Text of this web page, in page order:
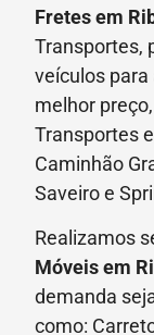
Fretesem
Transportes,
veículos
melhor
Transportes
Caminhão
Saveiro e
Realizamos
Móveisem
demanda
como: